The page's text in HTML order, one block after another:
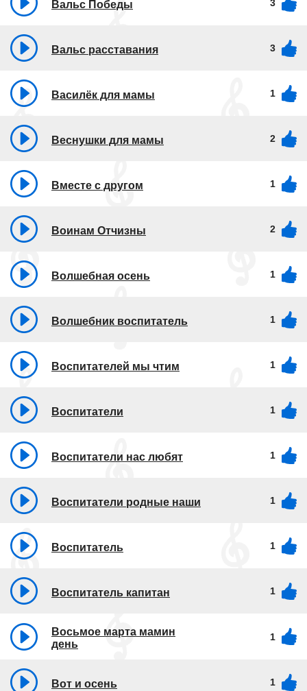
Вальс Победы 3
Вальс расставания 3
Василёк для мамы 1
Веснушки для мамы 2
Вместе с другом 1
Воинам Отчизны 2
Волшебная осень 1
Волшебник воспитатель 1
Воспитателей мы чтим 1
Воспитатели 1
Воспитатели нас любят 1
Воспитатели родные наши 1
Воспитатель 1
Воспитатель капитан 1
Восьмое марта мамин
день
1
Вот и осень 1